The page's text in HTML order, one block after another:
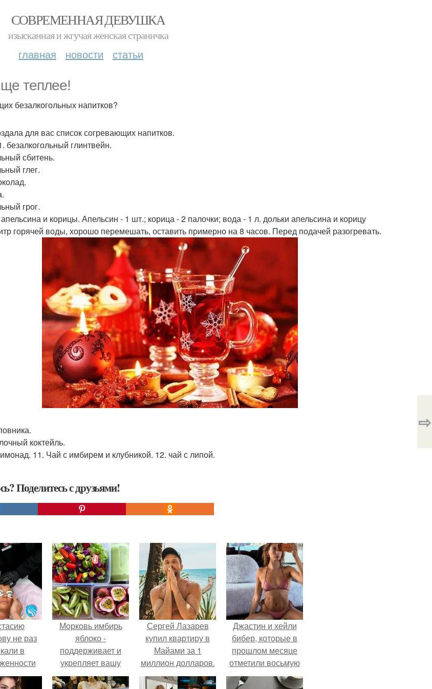
СОВРЕМЕННАЯ ДЕВУШКА
изысканная и жгучая женская страничка
главная новости статьи
теплее!
безалкогольных напитков?
для вас список согревающих напитков.
безалкогольный глинтвейн.
сбитень.
глег.
грог.
и корицы. Апельсин - 1 шт.; корица - 2 палочки; вода - 1 л. дольки апельсина и корицу
горячей воды, хорошо перемешать, оставить примерно на 8 часов. Перед подачей разогревать.
коктейль.
11. Чай с имбирем и клубникой. 12. чай с липой.
Поделитесь с друзьями!
⇨
не раз
в
бьюти -
Морковь имбирь
яблоко -
поддерживает и
укрепляет вашу
иммунную систему.
Сергей Лазарев
купил квартиру в
Майами за 1
миллион долларов.
Джастин и хейли
бибер, которые в
прошлом месяце
отметили восьмую
годовщину